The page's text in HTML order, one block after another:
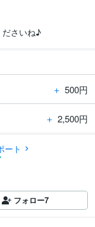
ださいね♪
＋ 500円
＋ 2,500円
ート
フォロー7